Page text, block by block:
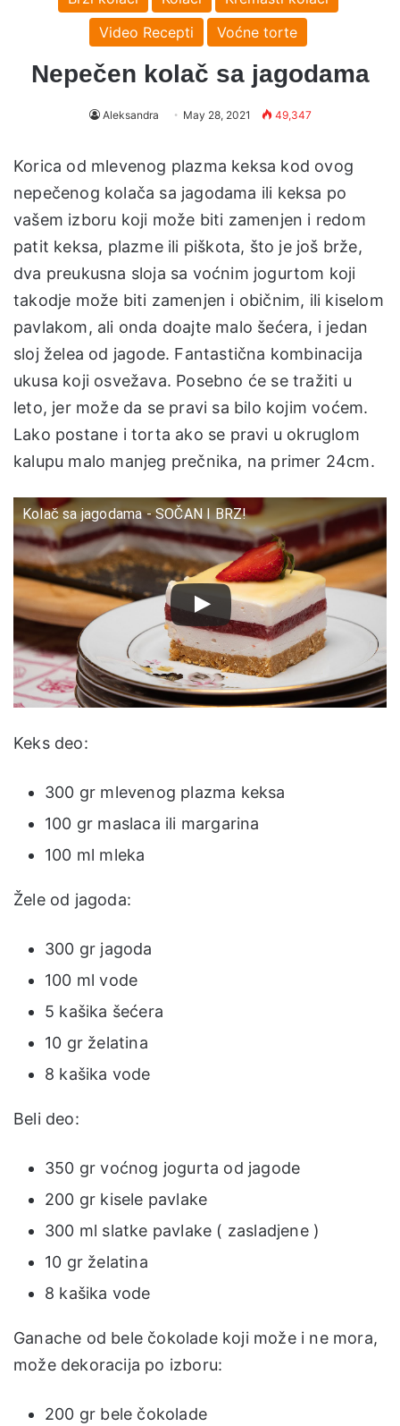
Video Recepti
Voćne torte
Nepečen kolač sa jagodama
Aleksandra May 28, 2021 49,347
Korica od mlevenog plazma keksa kod ovog
nepečenog kolača sa jagodama ili keksa po
vašem izboru koji može biti zamenjen i redom
patit keksa, plazme ili piškota, što je još brže,
dva preukusna sloja sa voćnim jogurtom koji
takodje može biti zamenjen i običnim, ili kiselom
pavlakom, ali onda doajte malo šećera, i jedan
sloj želea od jagode. Fantastična kombinacija
ukusa koji osvežava. Posebno će se tražiti u
leto, jer može da se pravi sa bilo kojim voćem.
Lako postane i torta ako se pravi u okruglom
kalupu malo manjeg prečnika, na primer 24cm.
Kolač sa jagodama - SOČAN I BRZ!
Keks deo:
300 gr mlevenog plazma keksa
100 gr maslaca ili margarina
100 ml mleka
Žele od jagoda:
300 gr jagoda
100 ml vode
5 kašika šećera
10 gr želatina
8 kašika vode
Beli deo:
350 gr voćnog jogurta od jagode
200 gr kisele pavlake
300 ml slatke pavlake ( zasladjene )
10 gr želatina
8 kašika vode
Ganache od bele čokolade koji može i ne mora,
može dekoracija po izboru:
200 gr bele čokolade